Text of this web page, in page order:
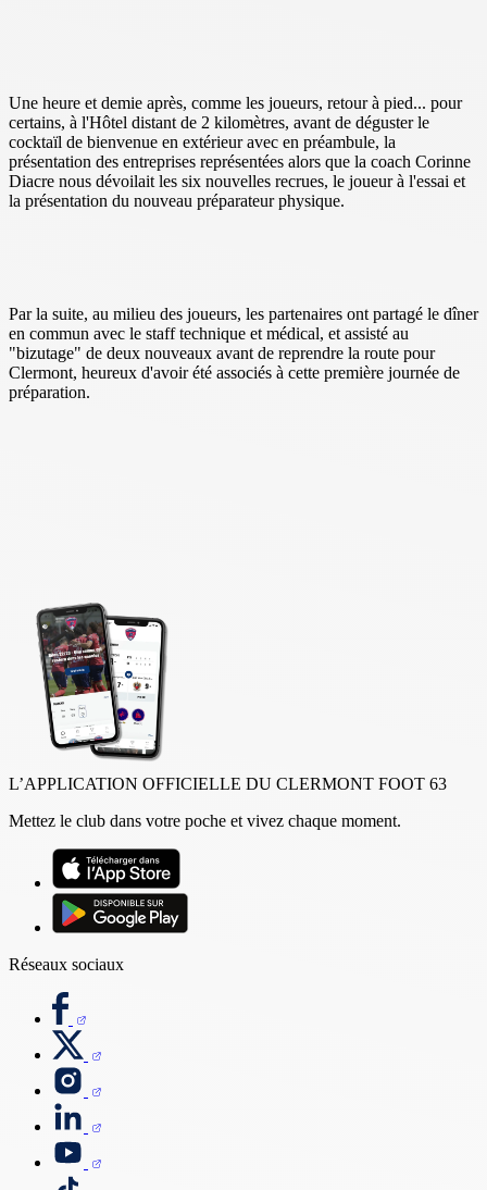
Une heure et demie après, comme les joueurs, retour à pied... pour
certains, à l'Hôtel distant de 2 kilomètres, avant de déguster le
cocktaïl de bienvenue en extérieur avec en préambule, la
présentation des entreprises représentées alors que la coach Corinne
Diacre nous dévoilait les six nouvelles recrues, le joueur à l'essai et
la présentation du nouveau préparateur physique.
Par la suite, au milieu des joueurs, les partenaires ont partagé le dîner
en commun avec le staff technique et médical, et assisté au
"bizutage" de deux nouveaux avant de reprendre la route pour
Clermont, heureux d'avoir été associés à cette première journée de
préparation.
L’APPLICATION OFFICIELLE DU CLERMONT FOOT 63
Mettez le club dans votre poche et vivez chaque moment.
Réseaux sociaux